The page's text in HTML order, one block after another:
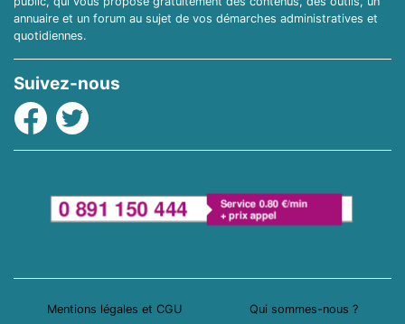
annuaire et un forum au sujet de vos démarches administratives et
quotidiennes.
Suivez-nous
Facebook
Twitter
Mentions légales et CGU Qui sommes-nous ?